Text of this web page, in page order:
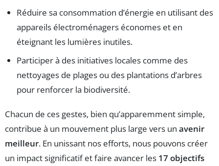
Réduire sa consommation d’énergie en utilisant des
appareils électroménagers économes et en
éteignant les lumières inutiles.
Participer à des initiatives locales comme des
nettoyages de plages ou des plantations d’arbres
pour renforcer la biodiversité.
Chacun de ces gestes, bien qu’apparemment simple,
contribue à un mouvement plus large vers un avenir
meilleur. En unissant nos efforts, nous pouvons créer
un impact significatif et faire avancer les 17 objectifs